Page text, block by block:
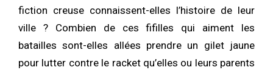
fiction creuse connaissent-elles l’histoire de leur
ville ? Combien de ces fifilles qui aiment les
batailles sont-elles allées prendre un gilet jaune
pour lutter contre le racket qu’elles ou leurs parents